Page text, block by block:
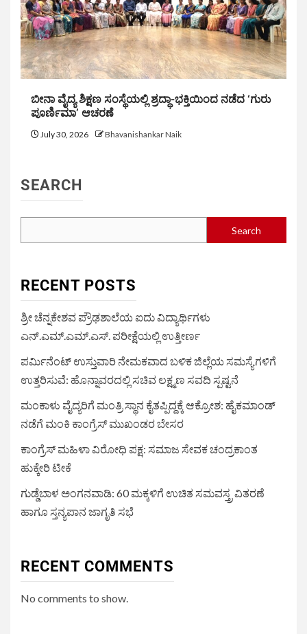
ಬೀನಾ ವೈದ್ಯ ಶಿಕ್ಷಣ ಸಂಸ್ಥೆಯಲ್ಲಿ ಶ್ರದ್ಧಾ-ಭಕ್ತಿಯಿಂದ ನಡೆದ ‘ಗುರು
ಪೂರ್ಣಿಮಾ’ ಆಚರಣೆ
July 30, 2026 Bhavanishankar Naik
SEARCH
Search
RECENT POSTS
ಶ್ರೀ ಚೆನ್ನಕೇಶವ ಪ್ರೌಢಶಾಲೆಯ ಐದು ವಿದ್ಯಾರ್ಥಿಗಳು
ಎನ್.ಎಮ್.ಎಮ್.ಎಸ್. ಪರೀಕ್ಷೆಯಲ್ಲಿ ಉತ್ತೀರ್ಣ
ಪರ್ಮಿನೆಂಟ್ ಉಸ್ತುವಾರಿ ನೇಮಕವಾದ ಬಳಿಕ ಜಿಲ್ಲೆಯ ಸಮಸ್ಯೆಗಳಿಗೆ
ಉತ್ತರಿಸುವೆ: ಹೊನ್ನಾವರದಲ್ಲಿ ಸಚಿವ ಲಕ್ಷ್ಮಣ ಸವದಿ ಸ್ಪಷ್ಟನೆ
ಮಂಕಾಳು ವೈದ್ಯರಿಗೆ ಮಂತ್ರಿ ಸ್ಥಾನ ಕೈತಪ್ಪಿದ್ದಕ್ಕೆ ಆಕ್ರೋಶ: ಹೈಕಮಾಂಡ್
ನಡೆಗೆ ಮಂಕಿ ಕಾಂಗ್ರೆಸ್ ಮುಖಂಡರ ಬೇಸರ
ಕಾಂಗ್ರೆಸ್ ಮಹಿಳಾ ವಿರೋಧಿ ಪಕ್ಷ: ಸಮಾಜ ಸೇವಕ ಚಂದ್ರಕಾಂತ
ಹುಕ್ಕೇರಿ ಟೀಕೆ
ಗುಡ್ಡೆಬಾಳ ಅಂಗನವಾಡಿ: 60 ಮಕ್ಕಳಿಗೆ ಉಚಿತ ಸಮವಸ್ತ್ರ ವಿತರಣೆ
ಹಾಗೂ ಸ್ತನ್ಯಪಾನ ಜಾಗೃತಿ ಸಭೆ
RECENT COMMENTS
No comments to show.